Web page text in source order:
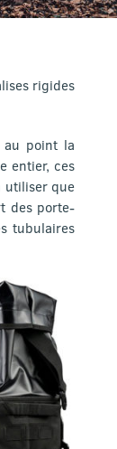
rigides
au point la
entier, ces
utiliser que
des porte-
tubulaires